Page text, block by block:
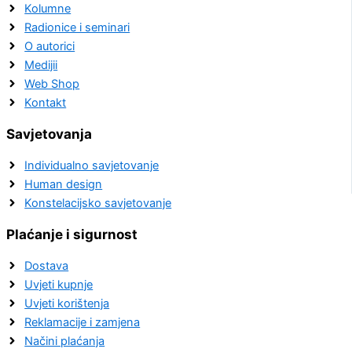
Kolumne
Radionice i seminari
O autorici
Medijii
Web Shop
Kontakt
Savjetovanja
Individualno savjetovanje
Human design
Konstelacijsko savjetovanje
Plaćanje i sigurnost
Dostava
Uvjeti kupnje
Uvjeti korištenja
Reklamacije i zamjena
Načini plaćanja